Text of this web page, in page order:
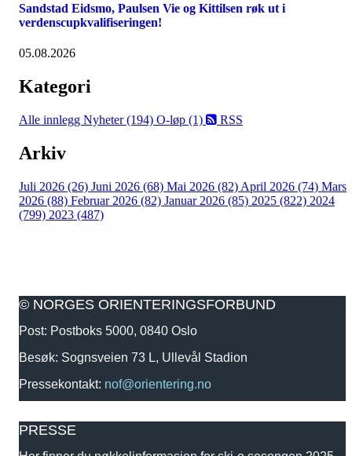
Sandstad Eidsmo, Paulsen Vie og Kittilsen røk ut i
verdenscupkvalifiseringen!
05.08.2026
Kategori
Alle innlegg Nyheter (194) O-løp (1) RSS
Arkiv
Juli 2026 (26) Juni 2026 (68) Mai 2026 (82) April 2026 (74) Mars
2026 (88) Februar 2026 (82) Januar 2026 (85) 2025 (822) 2024
(799) 2023 (487)
© NORGES ORIENTERINGSFORBUND
Post: Postboks 5000, 0840 Oslo
Besøk: Sognsveien 73 L, Ullevål Stadion
Pressekontakt: nof@orientering.no
PRESSE